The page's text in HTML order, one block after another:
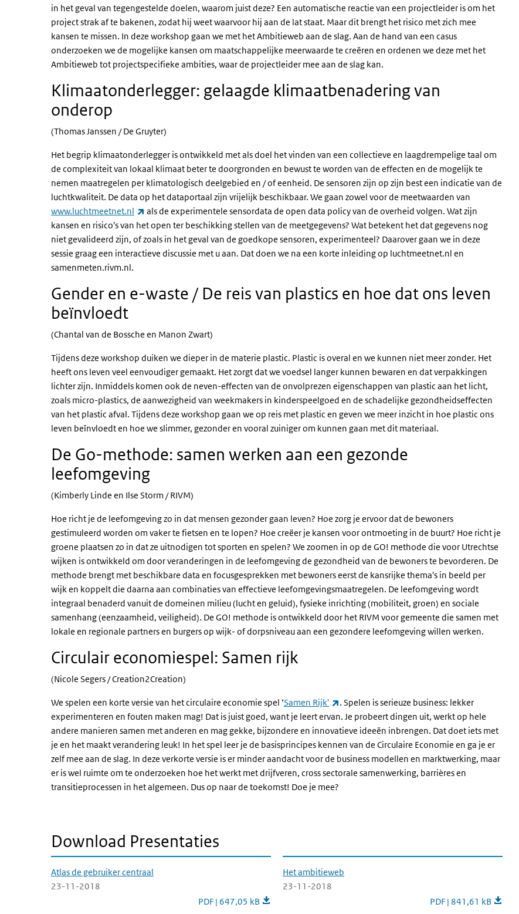
in het geval van tegengestelde doelen, waarom juist deze? Een automatische reactie van een projectleider is om het
project strak af te bakenen, zodat hij weet waarvoor hij aan de lat staat. Maar dit brengt het risico met zich mee
kansen te missen. In deze workshop gaan we met het Ambitieweb aan de slag. Aan de hand van een casus
onderzoeken we de mogelijke kansen om maatschappelijke meerwaarde te creëren en ordenen we deze met het
Ambitieweb tot projectspecifieke ambities, waar de projectleider mee aan de slag kan.
Klimaatonderlegger: gelaagde klimaatbenadering van
onderop
(Thomas Janssen / De Gruyter)
Het begrip klimaatonderlegger is ontwikkeld met als doel het vinden van een collectieve en laagdrempelige taal om
de complexiteit van lokaal klimaat beter te doorgronden en bewust te worden van de effecten en de mogelijk te
nemen maatregelen per klimatologisch deelgebied en / of eenheid. De sensoren zijn op zijn best een indicatie van de
luchtkwaliteit. De data op het dataportaal zijn vrijelijk beschikbaar. We gaan zowel voor de meetwaarden van
www.luchtmeetnet.nl
(externe link)
als de experimentele sensordata de open data policy van de overheid volgen. Wat zijn
kansen en risico's van het open ter beschikking stellen van de meetgegevens? Wat betekent het dat gegevens nog
niet gevalideerd zijn, of zoals in het geval van de goedkope sensoren, experimenteel? Daarover gaan we in deze
sessie graag een interactieve discussie met u aan. Dat doen we na een korte inleiding op luchtmeetnet.nl en
samenmeten.rivm.nl.
Gender en e-waste / De reis van plastics en hoe dat ons leven
beïnvloedt
(Chantal van de Bossche en Manon Zwart)
Tijdens deze workshop duiken we dieper in de materie plastic. Plastic is overal en we kunnen niet meer zonder. Het
heeft ons leven veel eenvoudiger gemaakt. Het zorgt dat we voedsel langer kunnen bewaren en dat verpakkingen
lichter zijn. Inmiddels komen ook de neven-effecten van de onvolprezen eigenschappen van plastic aan het licht,
zoals micro-plastics, de aanwezigheid van weekmakers in kinderspeelgoed en de schadelijke gezondheidseffecten
van het plastic afval. Tijdens deze workshop gaan we op reis met plastic en geven we meer inzicht in hoe plastic ons
leven beïnvloedt en hoe we slimmer, gezonder en vooral zuiniger om kunnen gaan met dit materiaal.
De Go-methode: samen werken aan een gezonde
leefomgeving
(Kimberly Linde en Ilse Storm / RIVM)
Hoe richt je de leefomgeving zo in dat mensen gezonder gaan leven? Hoe zorg je ervoor dat de bewoners
gestimuleerd worden om vaker te fietsen en te lopen? Hoe creëer je kansen voor ontmoeting in de buurt? Hoe richt je
groene plaatsen zo in dat ze uitnodigen tot sporten en spelen? We zoomen in op de GO! methode die voor Utrechtse
wijken is ontwikkeld om door veranderingen in de leefomgeving de gezondheid van de bewoners te bevorderen. De
methode brengt met beschikbare data en focusgesprekken met bewoners eerst de kansrijke thema's in beeld per
wijk en koppelt die daarna aan combinaties van effectieve leefomgevingsmaatregelen. De leefomgeving wordt
integraal benaderd vanuit de domeinen milieu (lucht en geluid), fysieke inrichting (mobiliteit, groen) en sociale
samenhang (eenzaamheid, veiligheid). De GO! methode is ontwikkeld door het RIVM voor gemeente die samen met
lokale en regionale partners en burgers op wijk- of dorpsniveau aan een gezondere leefomgeving willen werken.
Circulair economiespel: Samen rijk
(Nicole Segers / Creation2Creation)
We spelen een korte versie van het circulaire economie spel ‘Samen Rijk' (externe link)
. Spelen is serieuze business: lekker
experimenteren en fouten maken mag! Dat is juist goed, want je leert ervan. Je probeert dingen uit, werkt op hele
andere manieren samen met anderen en mag gekke, bijzondere en innovatieve ideeën inbrengen. Dat doet iets met
je en het maakt verandering leuk! In het spel leer je de basisprincipes kennen van de Circulaire Economie en ga je er
zelf mee aan de slag. In deze verkorte versie is er minder aandacht voor de business modellen en marktwerking, maar
er is wel ruimte om te onderzoeken hoe het werkt met drijfveren, cross sectorale samenwerking, barrières en
transitieprocessen in het algemeen. Dus op naar de toekomst! Doe je mee?
Download Presentaties
Atlas de gebruiker centraal
23-11-2018
Atlas de gebruiker centraal
PDF | 647,05 kB
Het ambitieweb
23-11-2018
Het ambitieweb
PDF | 841,61 kB